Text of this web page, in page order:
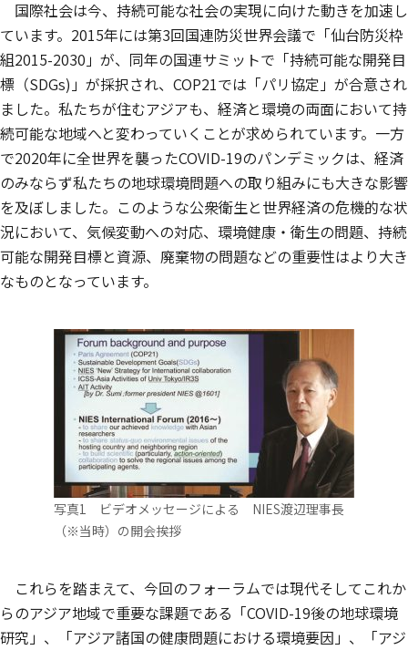
写真1 ビデオメッセージによる NIES渡辺理事長
（※当時）の開会挨拶
国際社会は今、持続可能な社会の実現に向けた動きを加速し
ています。2015年には第3回国連防災世界会議で「仙台防災枠
組2015-2030」が、同年の国連サミットで「持続可能な開発目
標（SDGs)」が採択され、COP21では「パリ協定」が合意され
ました。私たちが住むアジアも、経済と環境の両面において持
続可能な地域へと変わっていくことが求められています。一方
で2020年に全世界を襲ったCOVID-19のパンデミックは、経済
のみならず私たちの地球環境問題への取り組みにも大きな影響
を及ぼしました。このような公衆衛生と世界経済の危機的な状
況において、気候変動への対応、環境健康・衛生の問題、持続
可能な開発目標と資源、廃棄物の問題などの重要性はより大き
なものとなっています。
これらを踏まえて、今回のフォーラムでは現代そしてこれか
らのアジア地域で重要な課題である「COVID-19後の地球環境
研究」、「アジア諸国の健康問題における環境要因」、「アジ